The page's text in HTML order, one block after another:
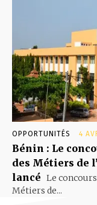
OPPORTUNITÉS 4
Bénin : Le
des Métiers de
lancé Le
Métiers de...